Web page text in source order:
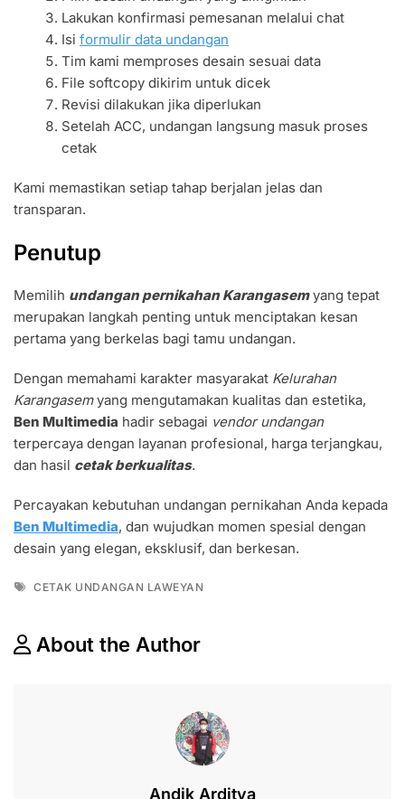
Lakukan konfirmasi pemesanan melalui chat
Isiformulir data undangan
Tim kami memproses desain sesuai data
File softcopy dikirim untuk dicek
Revisi dilakukan jika diperlukan
Setelah ACC, undangan langsung masuk proses
cetak
Kami memastikan setiap tahap berjalan jelas dan
transparan.
Penutup
Memilih undangan pernikahan Karangasemyang tepat
merupakan langkah penting untuk menciptakan kesan
pertama yang berkelas bagi tamu undangan.
Dengan memahami karakter masyarakat Kelurahan
Karangasemyang mengutamakan kualitas dan estetika,
Ben Multimedia hadir sebagai vendor undangan
terpercaya dengan layanan profesional, harga terjangkau,
dan hasil cetak berkualitas.
Percayakan kebutuhan undangan pernikahan Anda kepada
Ben Multimedia, dan wujudkan momen spesial dengan
desain yang elegan, eksklusif, dan berkesan.
Tags
CETAK UNDANGAN LAWEYAN
About the Author
Andik Arditya